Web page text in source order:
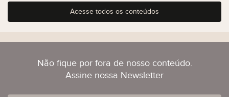
Acesse todos os conteúdos
Não fique por fora de nosso conteúdo.
Assine nossa Newsletter